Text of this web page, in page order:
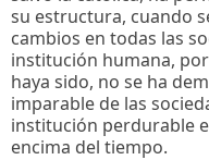
su estructura, cuando
cambios en todas las
institución humana,
haya sido, no se ha
imparable de las
institución perdurable
encima del tiempo.